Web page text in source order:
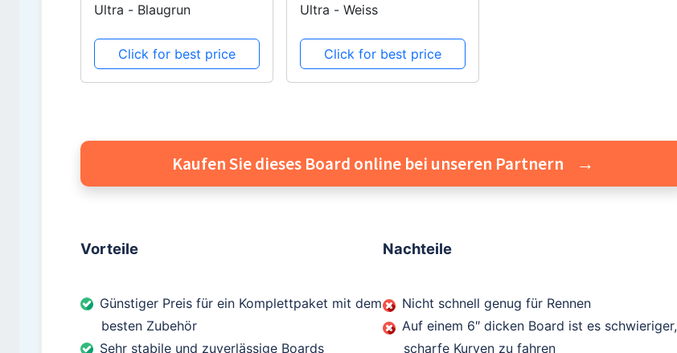
Ultra - Blaugrun
Click for best price
Ultra - Weiss
Click for best price
Kaufen Sie dieses Board online bei unseren Partnern
Vorteile
Günstiger Preis für ein Komplettpaket mit dem
besten Zubehör
Sehr stabile und zuverlässige Boards
Nachteile
Nicht schnell genug für Rennen
Auf einem 6″ dicken Board ist es schwieriger,
scharfe Kurven zu fahren